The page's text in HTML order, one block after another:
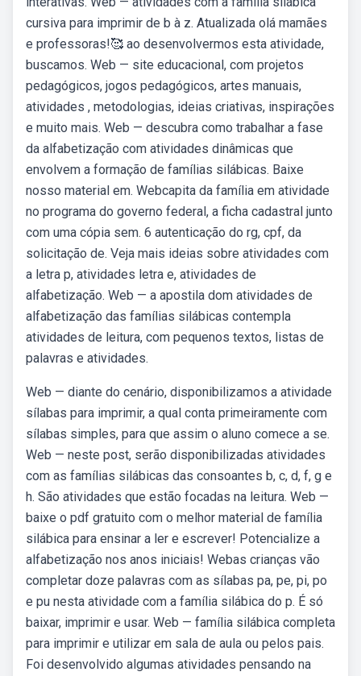
cursiva para imprimir de b à z. Atualizada olá mamães
e professoras!🥰 ao desenvolvermos esta atividade,
buscamos. Web — site educacional, com projetos
pedagógicos, jogos pedagógicos, artes manuais,
atividades , metodologias, ideias criativas, inspirações
e muito mais. Web — descubra como trabalhar a fase
da alfabetização com atividades dinâmicas que
envolvem a formação de famílias silábicas. Baixe
nosso material em. Webcapita da família em atividade
no programa do governo federal, a ficha cadastral junto
com uma cópia sem. 6 autenticação do rg, cpf, da
solicitação de. Veja mais ideias sobre atividades com
a letra p, atividades letra e, atividades de
alfabetização. Web — a apostila dom atividades de
alfabetização das famílias silábicas contempla
atividades de leitura, com pequenos textos, listas de
palavras e atividades.
Web — diante do cenário, disponibilizamos a atividade
sílabas para imprimir, a qual conta primeiramente com
sílabas simples, para que assim o aluno comece a se.
Web — neste post, serão disponibilizadas atividades
com as famílias silábicas das consoantes b, c, d, f, g e
h. São atividades que estão focadas na leitura. Web —
baixe o pdf gratuito com o melhor material de família
silábica para ensinar a ler e escrever! Potencialize a
alfabetização nos anos iniciais! Webas crianças vão
completar doze palavras com as sílabas pa, pe, pi, po
e pu nesta atividade com a família silábica do p. É só
baixar, imprimir e usar. Web — família silábica completa
para imprimir e utilizar em sala de aula ou pelos pais.
Foi desenvolvido algumas atividades pensando na